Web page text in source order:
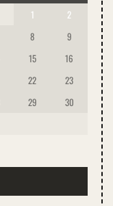
1
2
8
9
15
16
22
23
29
30